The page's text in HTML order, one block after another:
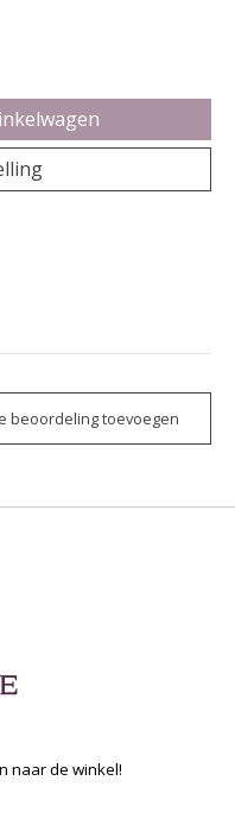
beoordeling toevoegen
naar de winkel!